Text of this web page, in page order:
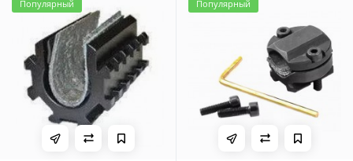
Популярный Популярный